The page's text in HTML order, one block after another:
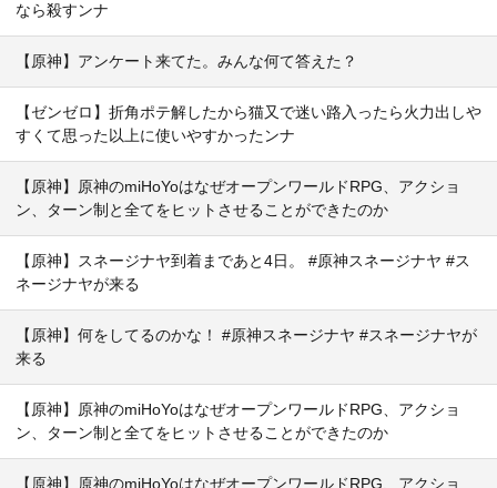
なら殺すンナ
【原神】アンケート来てた。みんな何て答えた？
【ゼンゼロ】折角ポテ解したから猫又で迷い路入ったら火力出しや
すくて思った以上に使いやすかったンナ
【原神】原神のmiHoYoはなぜオープンワールドRPG、アクショ
ン、ターン制と全てをヒットさせることができたのか
【原神】スネージナヤ到着まであと4日。 #原神スネージナヤ #ス
ネージナヤが来る
【原神】何をしてるのかな！ #原神スネージナヤ #スネージナヤが
来る
【原神】原神のmiHoYoはなぜオープンワールドRPG、アクショ
ン、ターン制と全てをヒットさせることができたのか
【原神】原神のmiHoYoはなぜオープンワールドRPG、アクショ